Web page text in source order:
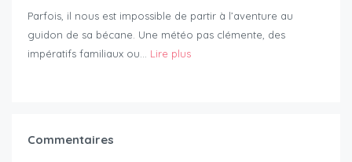
Parfois, il nous est impossible de partir à l’aventure au
guidon de sa bécane. Une météo pas clémente, des
impératifs familiaux ou... Lire plus
Commentaires